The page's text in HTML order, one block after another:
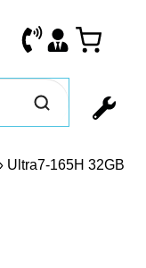
Ultra7-165H 32GB